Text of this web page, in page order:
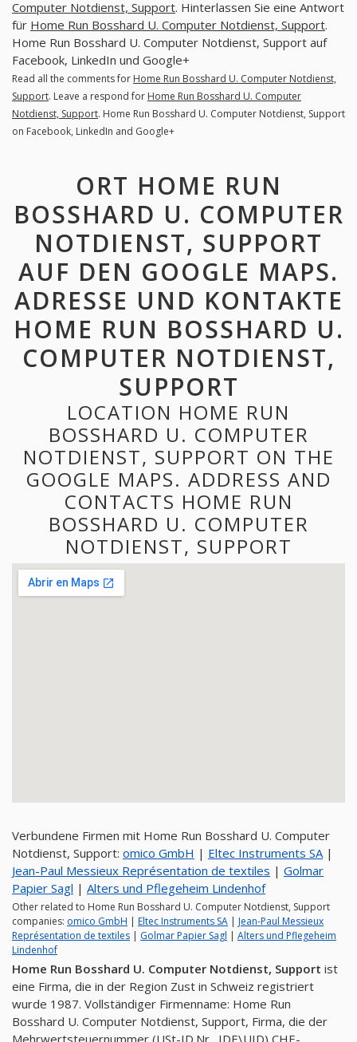
Computer Notdienst, Support. Hinterlassen Sie eine Antwort
für Home Run Bosshard U. Computer Notdienst, Support.
Home Run Bosshard U. Computer Notdienst, Support auf
Facebook, LinkedIn und Google+
Read all the comments for Home Run Bosshard U. Computer Notdienst,
Support. Leave a respond for Home Run Bosshard U. Computer
Notdienst, Support. Home Run Bosshard U. Computer Notdienst, Support
on Facebook, LinkedIn and Google+
ORT HOME RUN
BOSSHARD U. COMPUTER
NOTDIENST, SUPPORT
AUF DEN GOOGLE MAPS.
ADRESSE UND KONTAKTE
HOME RUN BOSSHARD U.
COMPUTER NOTDIENST,
SUPPORT
LOCATION HOME RUN
BOSSHARD U. COMPUTER
NOTDIENST, SUPPORT ON THE
GOOGLE MAPS. ADDRESS AND
CONTACTS HOME RUN
BOSSHARD U. COMPUTER
NOTDIENST, SUPPORT
Verbundene Firmen mit Home Run Bosshard U. Computer
Notdienst, Support: omico GmbH | Eltec Instruments SA |
Jean-Paul Messieux Représentation de textiles | Golmar
Papier Sagl | Alters und Pflegeheim Lindenhof
Other related to Home Run Bosshard U. Computer Notdienst, Support
companies: omico GmbH | Eltec Instruments SA | Jean-Paul Messieux
Représentation de textiles | Golmar Papier Sagl | Alters und Pflegeheim
Lindenhof
Home Run Bosshard U. Computer Notdienst, Support ist
eine Firma, die in der Region Zust in Schweiz registriert
wurde 1987. Vollständiger Firmenname: Home Run
Bosshard U. Computer Notdienst, Support, Firma, die der